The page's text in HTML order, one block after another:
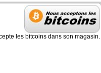
les bitcoins dans son magasin.